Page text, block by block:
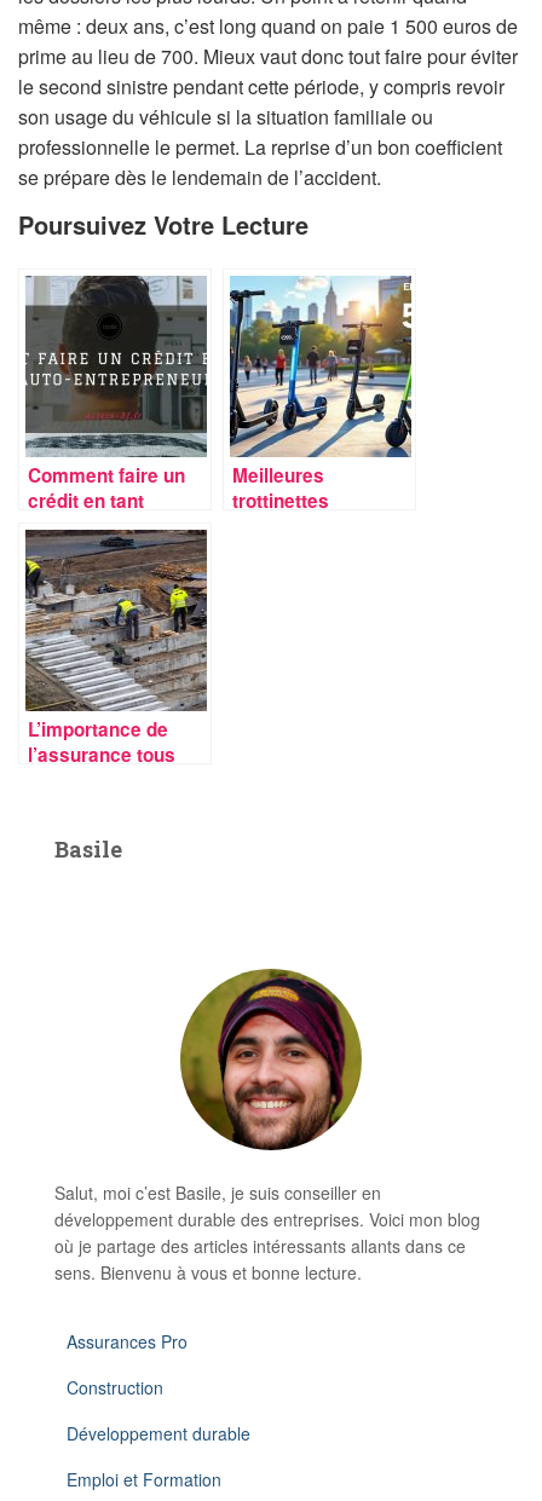
même : deux ans, c’est long quand on paie 1 500 euros de
prime au lieu de 700. Mieux vaut donc tout faire pour éviter
le second sinistre pendant cette période, y compris revoir
son usage du véhicule si la situation familiale ou
professionnelle le permet. La reprise d’un bon coefficient
se prépare dès le lendemain de l’accident.
Poursuivez Votre Lecture
Comment faire un
crédit en tant
qu’auto-
entrepreneur ?
Meilleures
trottinettes
L’importance de
l’assurance tous
Basile
Salut, moi c’est Basile, je suis conseiller en
développement durable des entreprises. Voici mon blog
où je partage des articles intéressants allants dans ce
sens. Bienvenu à vous et bonne lecture.
Assurances Pro
Construction
Développement durable
Emploi et Formation